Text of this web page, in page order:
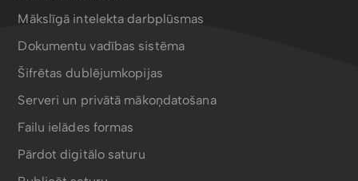
Mākslīgā intelekta darbplūsmas
Dokumentu vadības sistēma
Šifrētas dublējumkopijas
Serveri un privātā mākoņdatošana
Failu ielādes formas
Pārdot digitālo saturu